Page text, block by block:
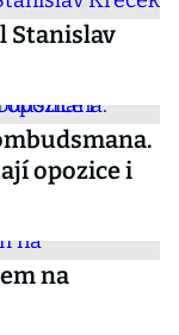
Stanislav
opozice i
na